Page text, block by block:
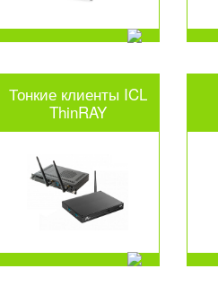
Тонкие клиенты ICL
ThinRAY